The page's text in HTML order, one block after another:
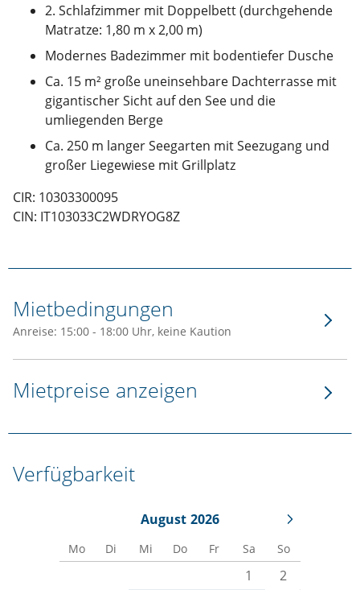
2. Schlafzimmer mit Doppelbett (durchgehende
Matratze: 1,80 m x 2,00 m)
Modernes Badezimmer mit bodentiefer Dusche
Ca. 15 m² große uneinsehbare Dachterrasse mit
gigantischer Sicht auf den See und die
umliegenden Berge
Ca. 250 m langer Seegarten mit Seezugang und
großer Liegewiese mit Grillplatz
CIR: 10303300095
CIN: IT103033C2WDRYOG8Z
Mietbedingungen
Anreise: 15:00 - 18:00 Uhr, keine Kaution
Mietpreise anzeigen
Verfügbarkeit
August 2026
Mo Di Mi Do Fr Sa So
1
2